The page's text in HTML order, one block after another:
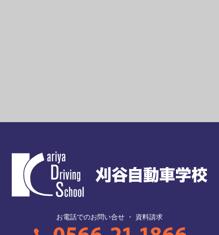
お電話でのお問い合せ ・ 資料請求